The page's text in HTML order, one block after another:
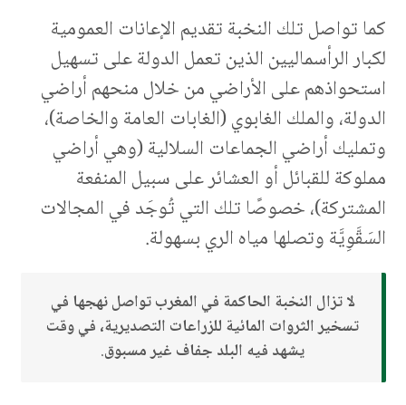
‎كما تواصل تلك النخبة تقديم الإعانات العمومية
لكبار الرأسماليين الذين تعمل الدولة على تسهيل
استحواذهم على الأراضي من خلال منحهم أراضي
الدولة، والملك الغابوي (الغابات العامة والخاصة)،
وتمليك أراضي الجماعات السلالية (وهي أراضي
مملوكة للقبائل أو العشائر على سبيل المنفعة
المشتركة)، خصوصًا تلك التي تُوجَد في المجالات
السَقَّوِيَّة وتصلها مياه الري بسهولة.
لا تزال النخبة الحاكمة في المغرب تواصل نهجها في
تسخير الثروات المائية للزراعات التصديرية، في وقت
يشهد فيه البلد جفاف غير مسبوق.